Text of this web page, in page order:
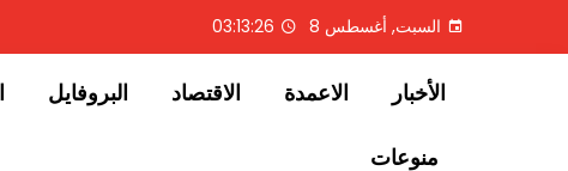
السبت, أغسطس 8 03:13:26
الأخبار الاعمدة الاقتصاد البروفايل
منوعات